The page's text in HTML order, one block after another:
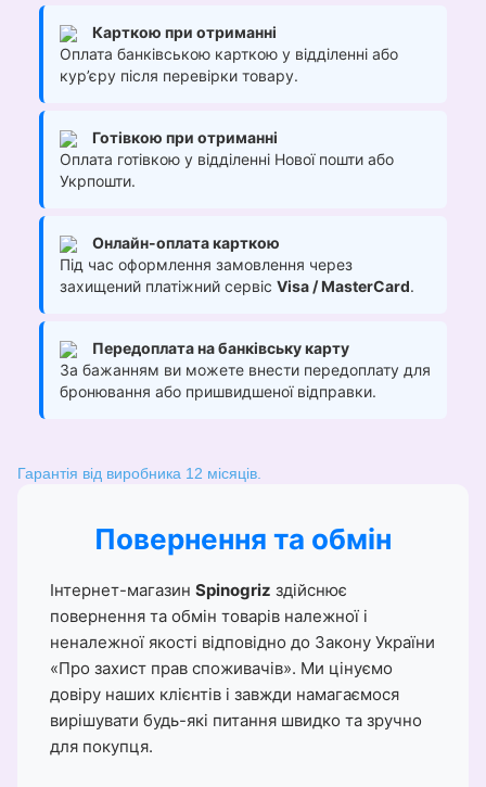
Карткою при отриманні
Оплата банківською карткою у відділенні або
кур’єру після перевірки товару.
Готівкою при отриманні
Оплата готівкою у відділенні Нової пошти або
Укрпошти.
Онлайн-оплата карткою
Під час оформлення замовлення через
захищений платіжний сервіс Visa / MasterCard.
Передоплата на банківську карту
За бажанням ви можете внести передоплату для
бронювання або пришвидшеної відправки.
Гарантія від виробника 12 місяців.
Повернення та обмін
Інтернет-магазин Spinogriz здійснює
повернення та обмін товарів належної і
неналежної якості відповідно до Закону України
«Про захист прав споживачів». Ми цінуємо
довіру наших клієнтів і завжди намагаємося
вирішувати будь-які питання швидко та зручно
для покупця.